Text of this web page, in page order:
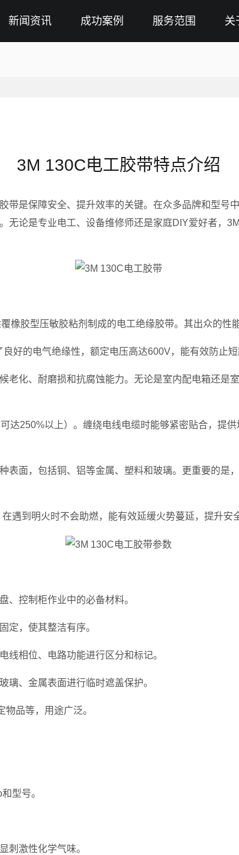
新闻资讯 成功案例 服务范围 关
3M 130C电工胶带特点介绍
带是保障安全、提升效率的关键。在众多品牌和型号
无论是专业电工、设备维修师还是家庭DIY爱好者，
橡胶型压敏胶粘剂制成的电工绝缘胶带。其出众的性
好的电气绝缘性，额定电压高达600V，能有效防止
老化、耐磨损和抗腐蚀能力。无论是室内配电箱还是
达250%以上）。缠绕电线电缆时能够紧密贴合，提
表面，包括铜、铝等金属、塑料和玻璃。更重要的是
遇到明火时不会助燃，能有效延缓火势蔓延，提升安
、控制柜作业中的必备材料。
定，使其整洁有序。
线相位、电路功能进行区分和标记。
璃、金属表面进行临时遮盖保护。
品等，用途广泛。
型号。
刺激性化学气味。